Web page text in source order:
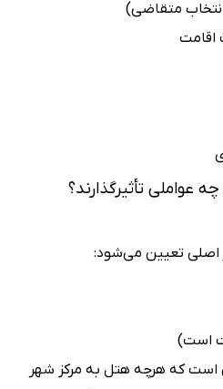
متقاضی)
اقامت
عواملی تأثیرگذارند؟
اصلی تعیین می‌شود:
است که هرچه هتل به مرکز شهر